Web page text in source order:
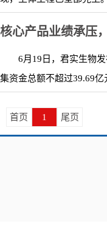
核心产品业绩承压
6月19日，君实生物
集资金总额不超过39.69
首页 1 尾页